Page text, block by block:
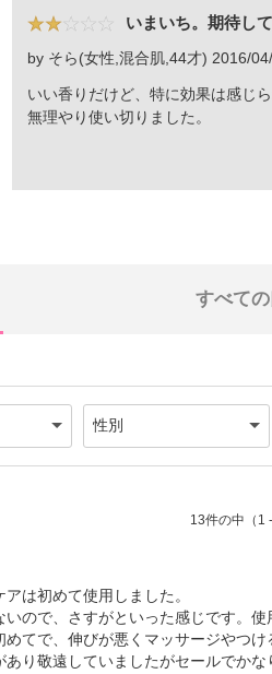
いまいち。期待し
by そら(女性,混合肌,44才) 2016/
いい香りだけど、特に効果は感じら
無理やり使い切りました。
すべての
13件の中（1
は初めて使用しました。
ので、さすがといった感じです。
てで、伸びが悪くマッサージやつけ
あり敬遠していましたがセールでか